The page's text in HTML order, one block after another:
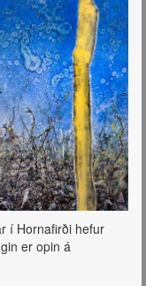
í boði í tveimur
útfæra sem
í heiminum.
27/
í Hornafirði hefur
er opin á